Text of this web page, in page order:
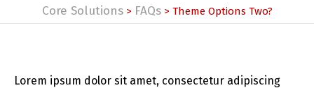
Core Solutions> FAQs> Theme Options Two?
Lorem ipsum dolor sit amet, consectetur adipiscing